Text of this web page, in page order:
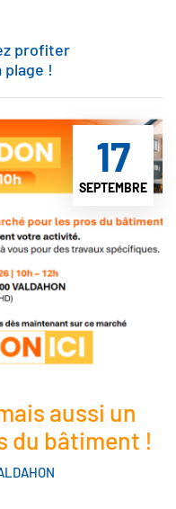
profiter
plage !
17
SEPTEMBRE
aussi un
du bâtiment !